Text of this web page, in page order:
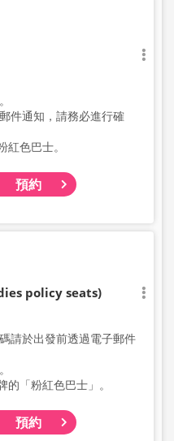
件通知，請務必進行確
紅色巴士。
預約
policy seats)
請於出發前透過電子郵件
的「粉紅色巴士」。
預約